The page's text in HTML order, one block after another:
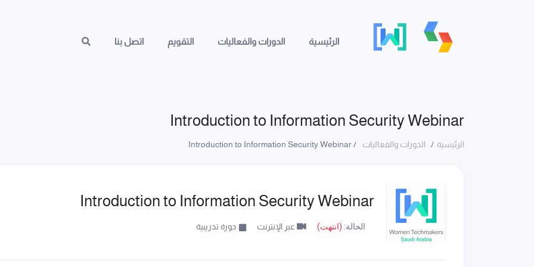
الرئيسية الدورات والفعاليات التقويم اتصل بنا
Introduction to Information Security Webinar
الرئيسية الدورات والفعاليات
Introduction to Information Security Webinar
الحالة: (انتهت) عبر الإنترنت دورة تدريبية